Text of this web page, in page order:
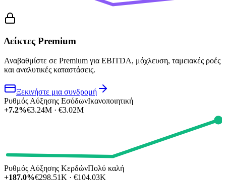
Δείκτες Premium
Αναβαθμίστε σε Premium για EBITDA, μόχλευση, ταμειακές ροές
και αναλυτικές καταστάσεις.
Ξεκινήστε μια συνδρομή
Ρυθμός Αύξησης ΕσόδωνΙκανοποιητική
+7.2%€3.24M · €3.02M
Ρυθμός Αύξησης ΚερδώνΠολύ καλή
+187.0%€298.51K · €104.03K